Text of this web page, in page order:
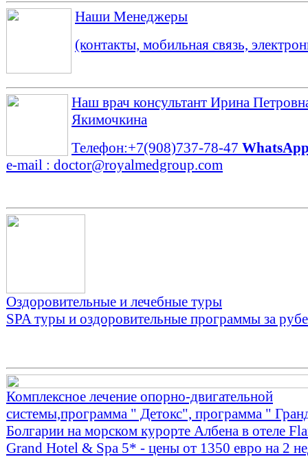
Наши Менеджеры
(контакты, мобильная связь,
Наш врач консультант Ирина
Якимочкина
Телефон:+7(908)737-78-47
e-mail : doctor@royalmedgroup.com
Оздоровительные и лечебные туры
SPA туры и оздоровительные программы за
Комплексное лечение опорно-двигательной
системы,программа " Детокс", программа "
Болгарии на морском курорте Албена в отеле
Grand Hotel & Spa 5* - цены от 1350 евро на 2